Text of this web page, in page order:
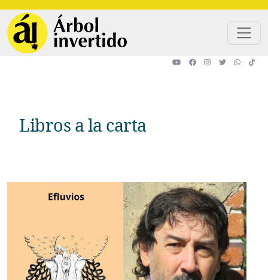
Libros a la carta